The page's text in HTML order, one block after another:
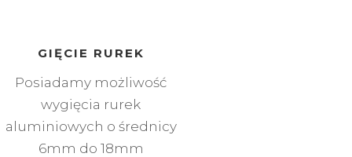
GIĘCIE RUREK
Posiadamy możliwość
wygięcia rurek
aluminiowych o średnicy
6mm do 18mm